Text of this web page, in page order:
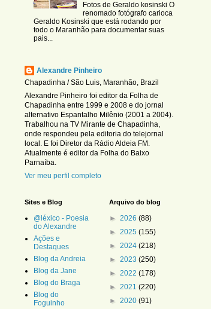
Fotos de Geraldo kosinski O
renomado fotógrafo carioca
Geraldo Kosinski que está rodando por
todo o Maranhão para documentar suas
pais...
Alexandre Pinheiro
Chapadinha / São Luis, Maranhão, Brazil
Alexandre Pinheiro foi editor da Folha de
Chapadinha entre 1999 e 2008 e do jornal
alternativo Espantalho Milênio (2001 a 2004).
Trabalhou na TV Mirante de Chapadinha,
onde respondeu pela editoria do telejornal
local. E foi Diretor da Rádio Aldeia FM.
Atualmente é editor da Folha do Baixo
Parnaíba.
Ver meu perfil completo
Sites e Blog
@léxico - Poesia
do Alexandre
Ações e
Destaques
Blog da Andreia
Blog da Jane
Blog do Braga
Blog do
Foguinho
Arquivo do blog
► 2026 (88)
► 2025 (155)
► 2024 (218)
► 2023 (250)
► 2022 (178)
► 2021 (220)
► 2020 (91)